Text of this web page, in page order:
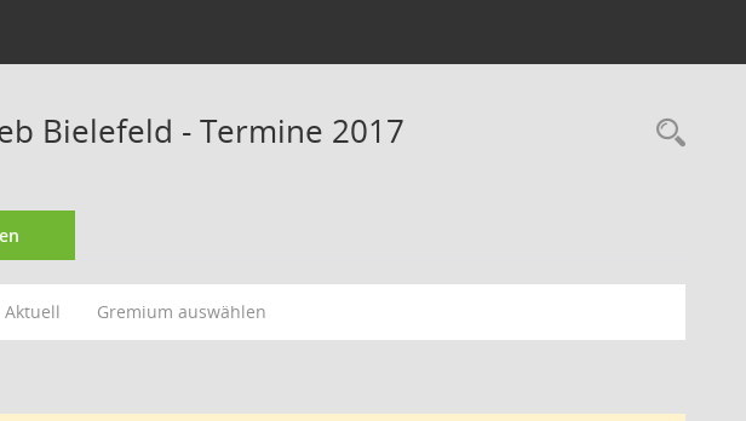
Bielefeld - Termine 2017
Aktuell Gremium auswählen